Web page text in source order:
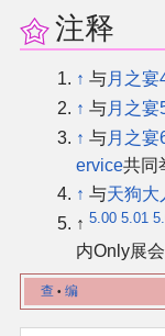
注释
↑ 与月之宴
↑ 与月之宴
↑ 与月之宴
ervice共同
↑ 与天狗大
↑5.00 5.01
内Only展
查 • 编